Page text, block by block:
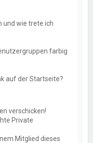
und wie trete ich
farbig
auf der Startseite?
verschicken!
Private
Mitglied dieses